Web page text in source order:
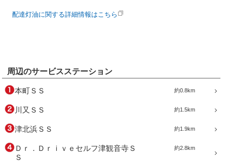
配達灯油に関する詳細情報はこちら
周辺のサービスステーション
約0.8km
本町ＳＳ
約1.5km
川又ＳＳ
約1.9km
津北浜ＳＳ
約2.8km
Ｄｒ．Ｄｒｉｖｅセルフ津観音寺Ｓ
Ｓ